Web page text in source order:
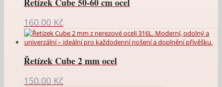
160.00 Kč
Řetízek Cube 2 mm ocel
150.00 Kč